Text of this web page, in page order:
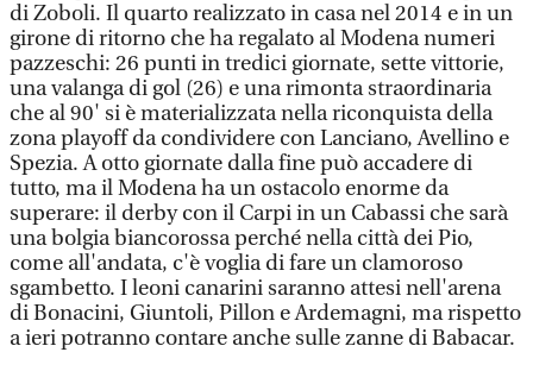
di Zoboli. Il quarto realizzato in casa nel 2014 e in un
girone di ritorno che ha regalato al Modena numeri
pazzeschi: 26 punti in tredici giornate, sette vittorie,
una valanga di gol (26) e una rimonta straordinaria
che al 90' si è materializzata nella riconquista della
zona playoff da condividere con Lanciano, Avellino e
Spezia. A otto giornate dalla fine può accadere di
tutto, ma il Modena ha un ostacolo enorme da
superare: il derby con il Carpi in un Cabassi che sarà
una bolgia biancorossa perché nella città dei Pio,
come all'andata, c'è voglia di fare un clamoroso
sgambetto. I leoni canarini saranno attesi nell'arena
di Bonacini, Giuntoli, Pillon e Ardemagni, ma rispetto
a ieri potranno contare anche sulle zanne di Babacar.